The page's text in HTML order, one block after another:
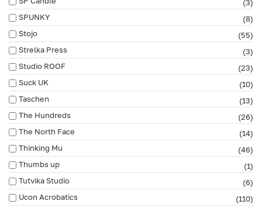
(3)
SPUNKY
(8)
Stojo
(55)
Strelka Press
(3)
Studio ROOF
(23)
Suck UK
(10)
Taschen
(13)
The Hundreds
(26)
The North Face
(14)
Thinking Mu
(46)
Thumbs up
(1)
Tutvika Studio
(6)
Ucon Acrobatics
(110)